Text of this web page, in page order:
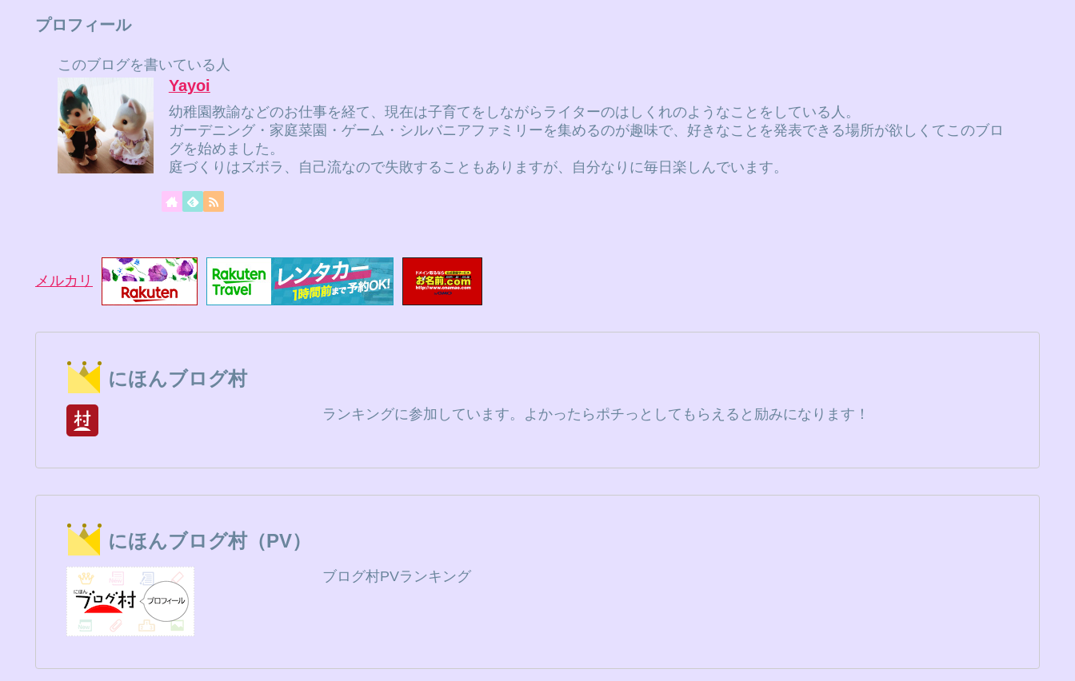
プロフィール
このブログを書いている人
Yayoi
幼稚園教諭などのお仕事を経て、現在は子育てをしながらライターのはしくれのようなことをしている人。
ガーデニング・家庭菜園・ゲーム・シルバニアファミリーを集めるのが趣味で、好きなことを発表できる場所が欲しくてこのブロ
グを始めました。
庭づくりはズボラ、自己流なので失敗することもありますが、自分なりに毎日楽しんでいます。
メルカリ
にほんブログ村
ランキングに参加しています。よかったらポチっとしてもらえると励みになります！
にほんブログ村（PV）
ブログ村PVランキング